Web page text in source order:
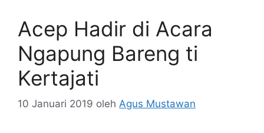
Acep Hadir di Acara
Ngapung Bareng ti
Kertajati
10 Januari 2019 oleh Agus Mustawan